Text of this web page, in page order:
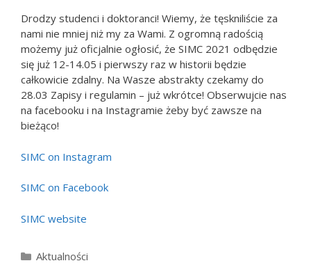
Drodzy studenci i doktoranci! Wiemy, że tęskniliście za
nami nie mniej niż my za Wami. Z ogromną radością
możemy już oficjalnie ogłosić, że SIMC 2021 odbędzie
się już 12-14.05 i pierwszy raz w historii będzie
całkowicie zdalny. Na Wasze abstrakty czekamy do
28.03 Zapisy i regulamin – już wkrótce! Obserwujcie nas
na facebooku i na Instagramie żeby być zawsze na
bieżąco!
SIMC on Instagram
SIMC on Facebook
SIMC website
Kategorie
Aktualności